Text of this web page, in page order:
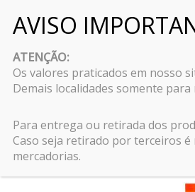
Pular
para
o
conteúdo
Início \ Cães \ Rações
Oferta!
ATENÇÃO:
Os valores praticados em nosso
Demais localidades somente
Para entrega ou retirada dos
Caso seja retirado por terceiros é
mercadorias.